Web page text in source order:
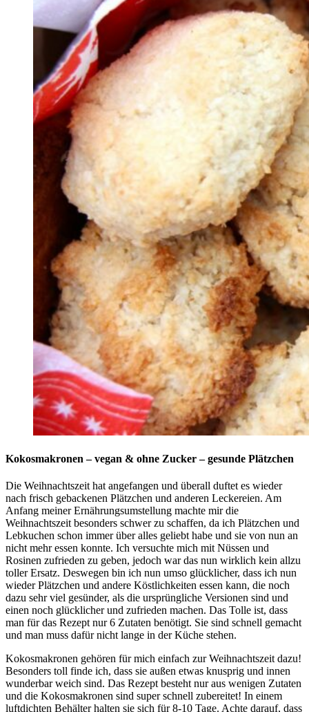
Kokosmakronen – vegan & ohne Zucker – gesunde Plätzchen
Die Weihnachtszeit hat angefangen und überall duftet es wieder
nach frisch gebackenen Plätzchen und anderen Leckereien. Am
Anfang meiner Ernährungsumstellung machte mir die
Weihnachtszeit besonders schwer zu schaffen, da ich Plätzchen und
Lebkuchen schon immer über alles geliebt habe und sie von nun an
nicht mehr essen konnte. Ich versuchte mich mit Nüssen und
Rosinen zufrieden zu geben, jedoch war das nun wirklich kein allzu
toller Ersatz. Deswegen bin ich nun umso glücklicher, dass ich nun
wieder Plätzchen und andere Köstlichkeiten essen kann, die noch
dazu sehr viel gesünder, als die ursprüngliche Versionen sind und
einen noch glücklicher und zufrieden machen. Das Tolle ist, dass
man für das Rezept nur 6 Zutaten benötigt. Sie sind schnell gemacht
und man muss dafür nicht lange in der Küche stehen.
Kokosmakronen gehören für mich einfach zur Weihnachtszeit dazu!
Besonders toll finde ich, dass sie außen etwas knusprig und innen
wunderbar weich sind. Das Rezept besteht nur aus wenigen Zutaten
und die Kokosmakronen sind super schnell zubereitet! In einem
luftdichten Behälter halten sie sich für 8-10 Tage. Achte darauf, dass